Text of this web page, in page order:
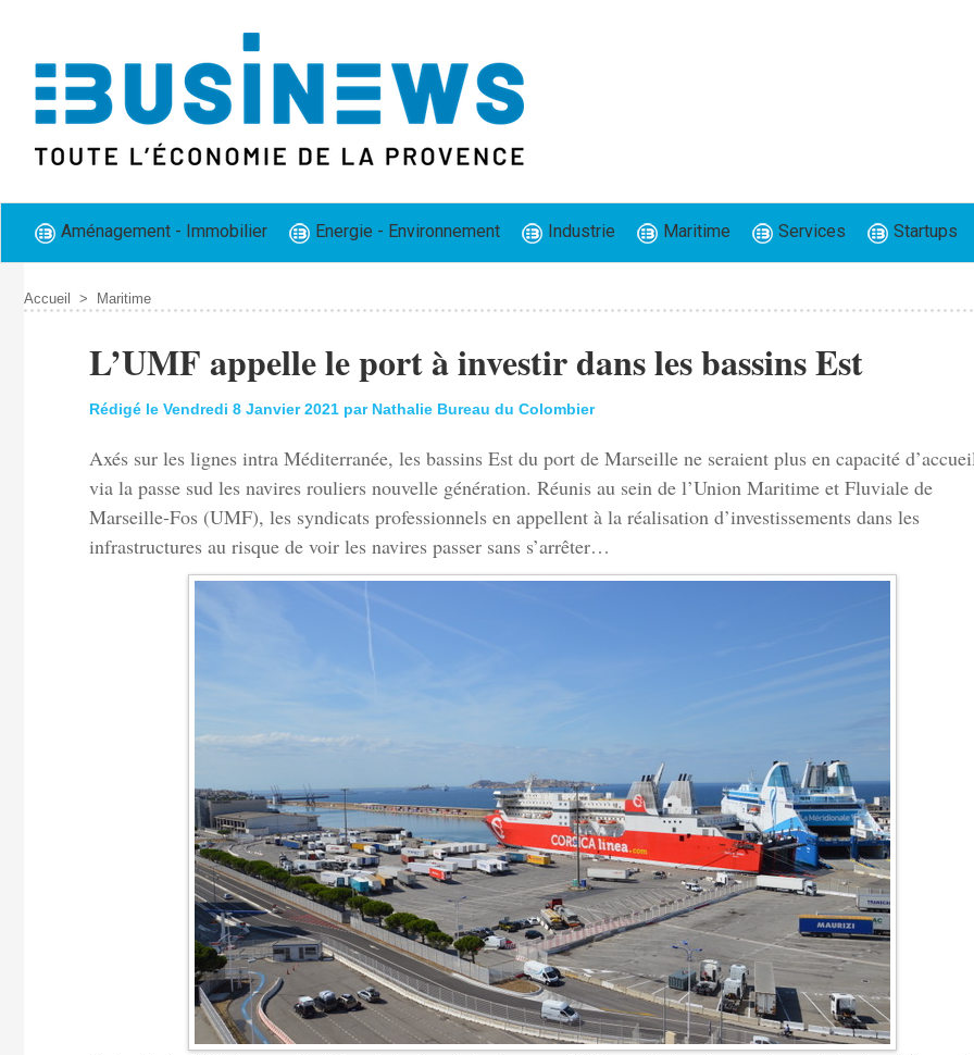
Aménagement - Immobilier Energie - Environnement Industrie Maritime Services Startups
Accueil > Maritime
L’UMF appelle le port à investir dans les bassins Est
Rédigé le Vendredi 8 Janvier 2021 par Nathalie Bureau du Colombier
Axés sur les lignes intra Méditerranée, les bassins Est du port de Marseille ne seraient plus en capacité
via la passe sud les navires rouliers nouvelle génération. Réunis au sein de l’Union Maritime et Fluviale de
Marseille-Fos (UMF), les syndicats professionnels en appellent à la réalisation d’investissements dans les
infrastructures au risque de voir les navires passer sans s’arrêter…